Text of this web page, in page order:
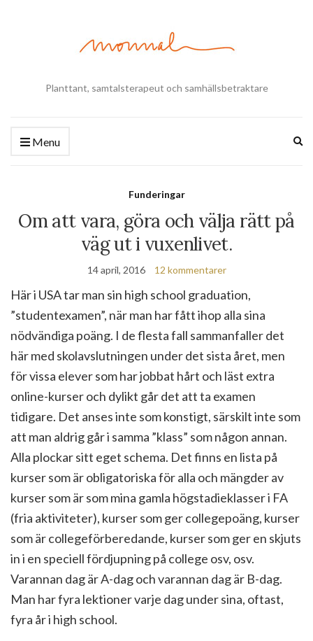
Planttant, samtalsterapeut och samhällsbetraktare
Menu
Funderingar
Om att vara, göra och välja rätt på
väg ut i vuxenlivet.
14 april, 2016 12 kommentarer
Här i USA tar man sin high school graduation,
”studentexamen”, när man har fått ihop alla sina
nödvändiga poäng. I de flesta fall sammanfaller det
här med skolavslutningen under det sista året, men
för vissa elever som har jobbat hårt och läst extra
online-kurser och dylikt går det att ta examen
tidigare. Det anses inte som konstigt, särskilt inte som
att man aldrig går i samma ”klass” som någon annan.
Alla plockar sitt eget schema. Det finns en lista på
kurser som är obligatoriska för alla och mängder av
kurser som är som mina gamla högstadieklasser i FA
(fria aktiviteter), kurser som ger collegepoäng, kurser
som är collegeförberedande, kurser som ger en skjuts
in i en speciell fördjupning på college osv, osv.
Varannan dag är A-dag och varannan dag är B-dag.
Man har fyra lektioner varje dag under sina, oftast,
fyra år i high school.